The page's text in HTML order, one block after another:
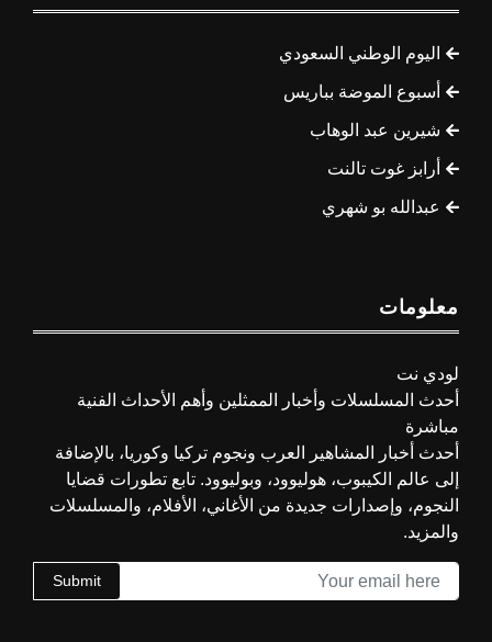
اليوم الوطني السعودي
أسبوع الموضة بباريس
شيرين عبد الوهاب
أرابز غوت تالنت
عبدالله بو شهري
معلومات
لودي نت
أحدث المسلسلات وأخبار الممثلين وأهم الأحداث الفنية
مباشرة
أحدث أخبار المشاهير العرب ونجوم تركيا وكوريا، بالإضافة
إلى عالم الكيبوب، هوليوود، وبوليوود. تابع تطورات قضايا
النجوم، وإصدارات جديدة من الأغاني، الأفلام، والمسلسلات
والمزيد.
Submit